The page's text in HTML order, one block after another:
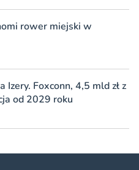
rower miejski w
Izery. Foxconn, 4,5 mld zł z
od 2029 roku